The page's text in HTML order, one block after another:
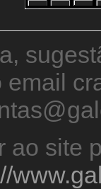
email
ao site